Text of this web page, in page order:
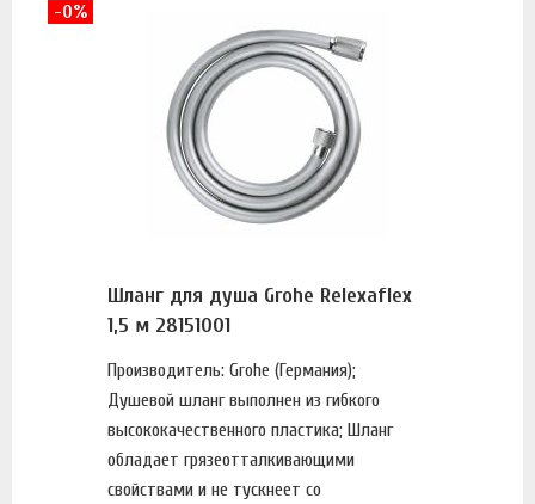
Шланг для душа Grohe Relexaflex
1,5 м 28151001
Производитель: Grohe (Германия);
Душевой шланг выполнен из гибкого
высококачественного пластика; Шланг
обладает грязеотталкивающими
свойствами и не тускнеет со
-0%